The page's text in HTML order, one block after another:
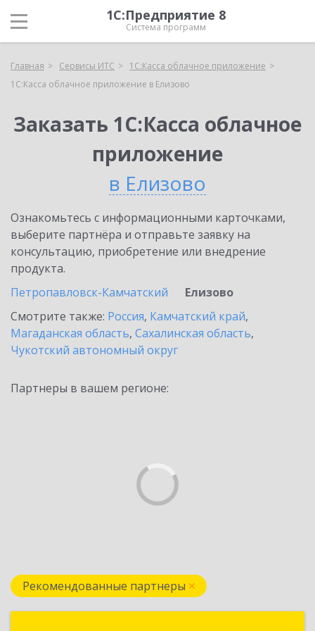
1С:Предприятие 8
Система программ
Главная Сервисы ИТС
1С:Касса облачное приложение
1С:Касса облачное приложение в Елизово
Заказать 1С:Касса облачное
приложение
в Елизово
Ознакомьтесь с информационными карточками,
выберите партнёра и отправьте заявку на
консультацию, приобретение или внедрение
продукта.
Петропавловск-Камчатский
Елизово
Смотрите также: Россия, Камчатский край,
Магаданская область, Сахалинская область,
Чукотский автономный округ
Партнеры в вашем регионе:
Рекомендованные партнеры